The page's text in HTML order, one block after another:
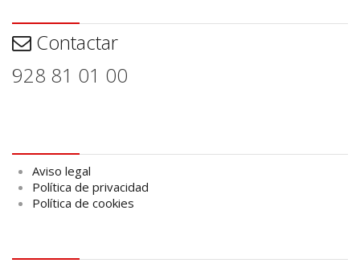
Contactar
928 81 01 00
Aviso legal
Política de privacidad
Política de cookies